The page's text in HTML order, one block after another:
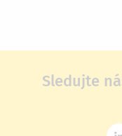
Sledujte